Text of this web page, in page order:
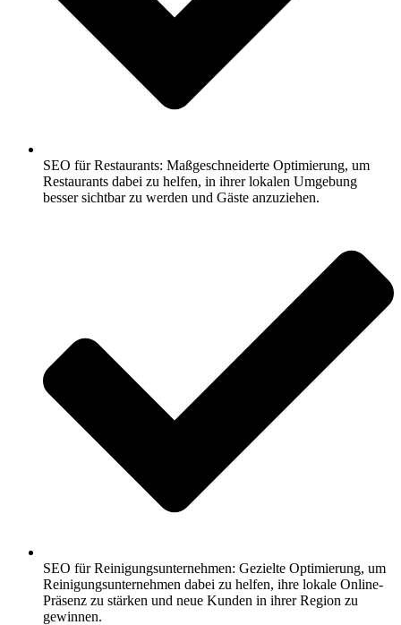
SEO für Restaurants: Maßgeschneiderte Optimierung, um
Restaurants dabei zu helfen, in ihrer lokalen Umgebung
besser sichtbar zu werden und Gäste anzuziehen.
SEO für Reinigungsunternehmen: Gezielte Optimierung, um
Reinigungsunternehmen dabei zu helfen, ihre lokale Online-
Präsenz zu stärken und neue Kunden in ihrer Region zu
gewinnen.